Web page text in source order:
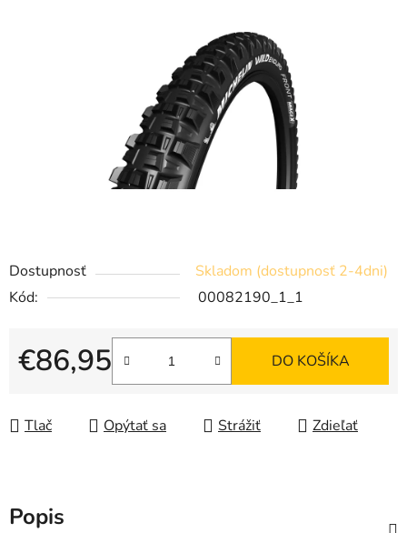
Dostupnosť
Skladom (dostupnosť 2-4dni)
Kód:
00082190_1_1
€86,95
Jednotková cena:
DO KOŠÍKA
Tlač Opýtať sa Strážiť Zdieľať
Popis